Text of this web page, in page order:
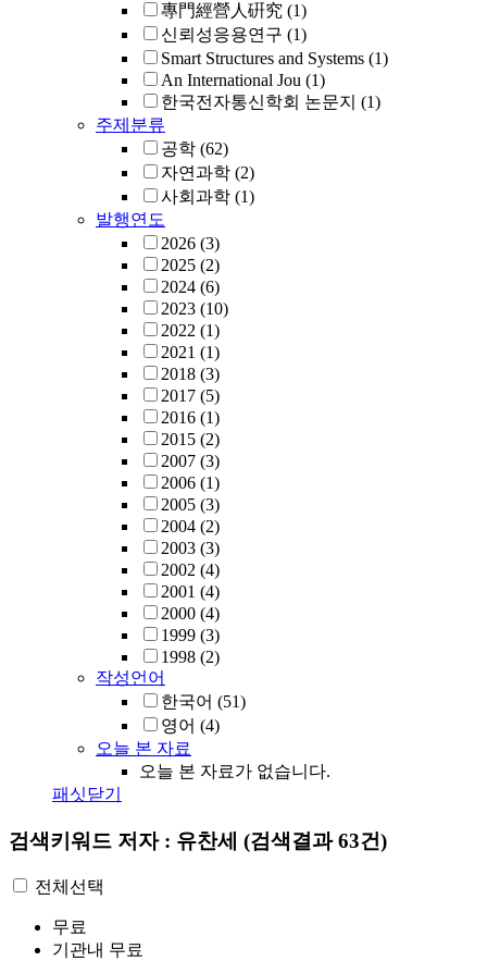
專門經營人硏究 (1)
신뢰성응용연구 (1)
Smart Structures and Systems (1)
An International Jou (1)
한국전자통신학회 논문지 (1)
주제분류
공학 (62)
자연과학 (2)
사회과학 (1)
발행연도
2026 (3)
2025 (2)
2024 (6)
2023 (10)
2022 (1)
2021 (1)
2018 (3)
2017 (5)
2016 (1)
2015 (2)
2007 (3)
2006 (1)
2005 (3)
2004 (2)
2003 (3)
2002 (4)
2001 (4)
2000 (4)
1999 (3)
1998 (2)
작성언어
한국어 (51)
영어 (4)
오늘 본 자료
오늘 본 자료가 없습니다.
패싯닫기
검색키워드 저자 : 유찬세 (검색결과 63건)
전체선택
무료
기관내 무료